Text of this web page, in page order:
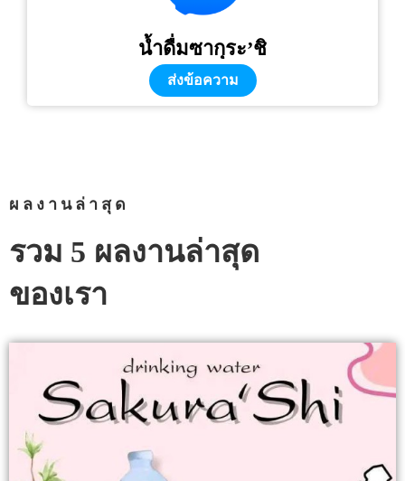
น้ำดื่มซากุระ’ชิ
ส่งข้อความ
ผลงานล่าสุด
รวม 5 ผลงานล่าสุด
ของเรา